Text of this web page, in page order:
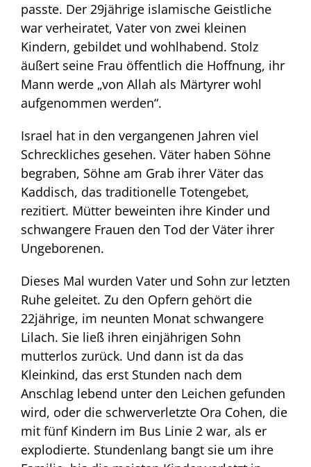
passte. Der 29jährige islamische Geistliche
war verheiratet, Vater von zwei kleinen
Kindern, gebildet und wohlhabend. Stolz
äußert seine Frau öffentlich die Hoffnung, ihr
Mann werde „von Allah als Märtyrer wohl
aufgenommen werden“.
Israel hat in den vergangenen Jahren viel
Schreckliches gesehen. Väter haben Söhne
begraben, Söhne am Grab ihrer Väter das
Kaddisch, das traditionelle Totengebet,
rezitiert. Mütter beweinten ihre Kinder und
schwangere Frauen den Tod der Väter ihrer
Ungeborenen.
Dieses Mal wurden Vater und Sohn zur letzten
Ruhe geleitet. Zu den Opfern gehört die
22jährige, im neunten Monat schwangere
Lilach. Sie ließ ihren einjährigen Sohn
mutterlos zurück. Und dann ist da das
Kleinkind, das erst Stunden nach dem
Anschlag lebend unter den Leichen gefunden
wird, oder die schwerverletzte Ora Cohen, die
mit fünf Kindern im Bus Linie 2 war, als er
explodierte. Stundenlang bangt sie um ihre